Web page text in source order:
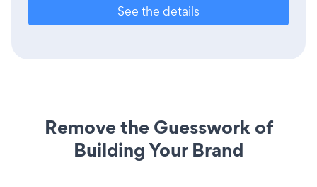
See the details
Remove the Guesswork of
Building Your Brand